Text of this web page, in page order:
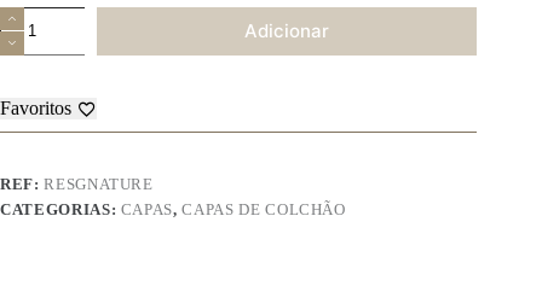
Quantidade
de
Resguardo
Adicionar
Favoritos
REF:RESGNATURE
CATEGORIAS: CAPAS,CAPAS DE COLCHÃO